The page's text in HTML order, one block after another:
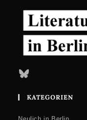
Umwandlung der
Massentourismus und
Anfang der 1960er-
Familie, die zunehmend
Stahlbetons und der
die verheerenden
der Kategorie »Bester
Graphic Novel im
Bluesky
KATEGORIEN